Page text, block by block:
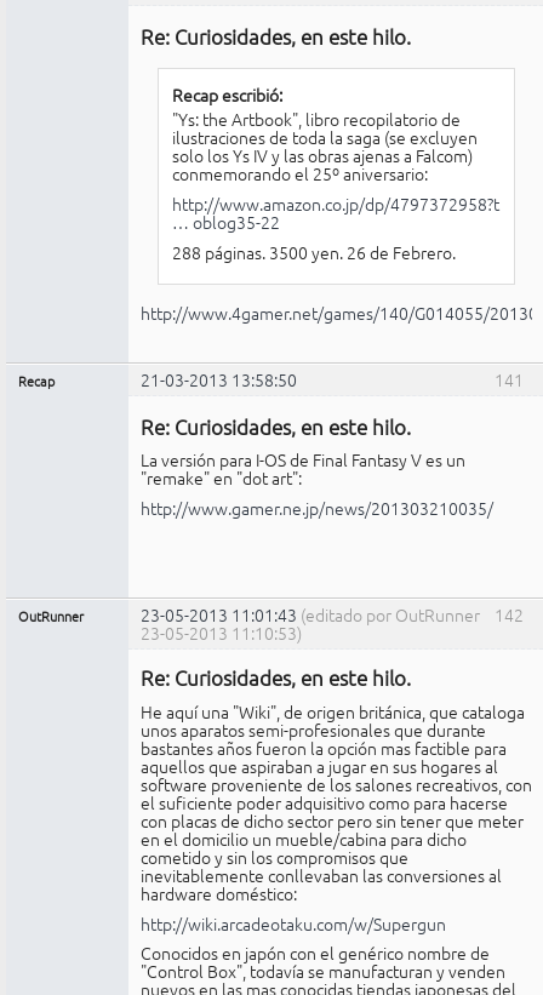
Re: Curiosidades, en este hilo.
Recap escribió:
"Ys: the Artbook", libro recopilatorio de
ilustraciones de toda la saga (se excluyen
solo los Ys IV y las obras ajenas a Falcom)
conmemorando el 25º aniversario:
http://www.amazon.co.jp/dp/4797372958?t
… oblog35-22
288 páginas. 3500 yen. 26 de Febrero.
http://www.4gamer.net/games/140/G014055/
141
Recap 21-03-2013 13:58:50
Re: Curiosidades, en este hilo.
La versión para I-OS de Final Fantasy V es un
"remake" en "dot art":
http://www.gamer.ne.jp/news/201303210035/
142
OutRunner 23-05-2013 11:01:43 (editado por OutRunner
23-05-2013 11:10:53)
Re: Curiosidades, en este hilo.
He aquí una "Wiki", de origen británica, que cataloga
unos aparatos semi-profesionales que durante
bastantes años fueron la opción mas factible para
aquellos que aspiraban a jugar en sus hogares al
software proveniente de los salones recreativos, con
el suficiente poder adquisitivo como para hacerse
con placas de dicho sector pero sin tener que meter
en el domicilio un mueble/cabina para dicho
cometido y sin los compromisos que
inevitablemente conllevaban las conversiones al
hardware doméstico:
http://wiki.arcadeotaku.com/w/Supergun
Conocidos en japón con el genérico nombre de
"Control Box", todavía se manufacturan y venden
nuevos en las mas conocidas tiendas japonesas del